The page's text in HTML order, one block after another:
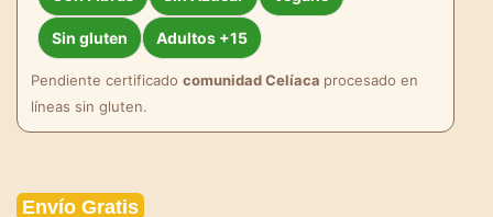
Sin gluten Adultos +15
Pendiente certificado comunidad Celíaca procesado en
líneas sin gluten.
Envío Gratis